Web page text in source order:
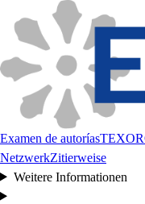
Examen de autorías
NetzwerkZitierweise
Weitere Informationen